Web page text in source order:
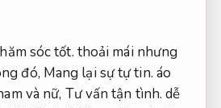
sóc tốt. thoải mái nhưng
đó, Mang lại sự tự tin. áo
và nữ, Tư vấn tận tình. dễ